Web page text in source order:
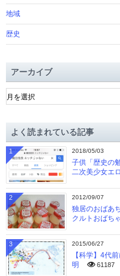
地域
歴史
アーカイブ
ア
ー
ブよく読まれている記事
2018/05/03
子供「歴史の
二次美少女エ
1
2012/09/07
独居のおばあ
クルトおばち
2
2015/06/27
【科学】4代
明
61187
3